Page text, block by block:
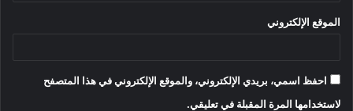
خالص على الإطلاق ؛ سيذهب هذا التمييز إلى الشاحنة الكهربائية
الموقع الإلكتروني
احفظ اسمي، بريدي الإلكتروني، والموقع الإلكتروني في هذا المتصفح
لاستخدامها المرة المقبلة في تعليقي.